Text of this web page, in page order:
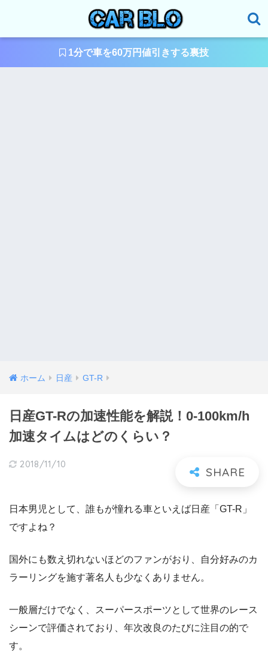
1分で車を60万円値引きする裏技
ホーム 日産 GT-R
日産GT-Rの加速性能を解説！0-100km/h
加速タイムはどのくらい？
2018/11/10
日本男児として、誰もが憧れる車といえば日産「GT-R」
ですよね？
国外にも数え切れないほどのファンがおり、自分好みのカ
ラーリングを施す著名人も少なくありません。
一般層だけでなく、スーパースポーツとして世界のレース
シーンで評価されており、年次改良のたびに注目の的で
す。